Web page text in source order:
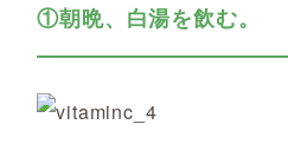
①朝晩、白湯を飲む。